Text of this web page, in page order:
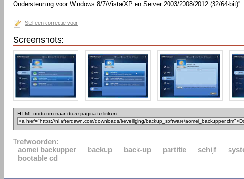
Ondersteuning voor Windows 8/7/Vista/XP en Server 2003/2008/2012 (32/64-bit)''
Stel een correctie voor
Screenshots:
HTML code om naar deze pagina te linken:
Trefwoorden:
aomei backupper
backup back-up partitie schijf
bootable cd